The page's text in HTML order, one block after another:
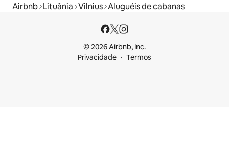
Airbnb Lituânia Vilnius Aluguéis de cabanas
© 2026 Airbnb, Inc.
Privacidade
Termos